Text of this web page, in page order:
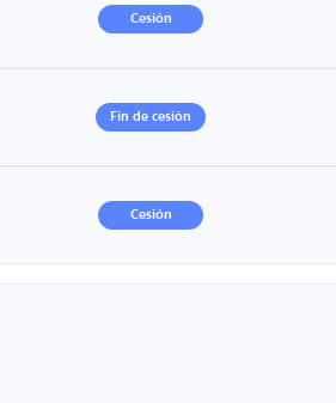
Cesión
Fin de cesión
Cesión